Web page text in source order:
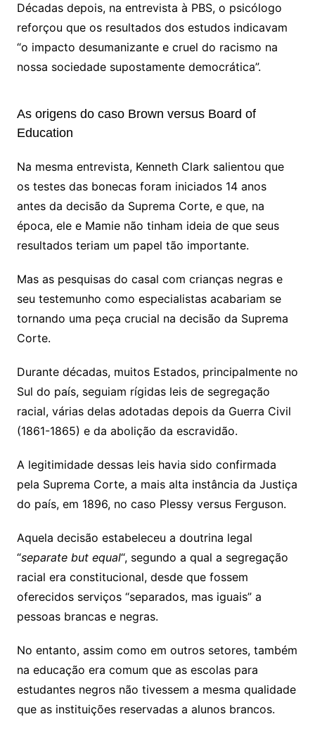
Décadas depois, na entrevista à PBS, o psicólogo
reforçou que os resultados dos estudos indicavam
“o impacto desumanizante e cruel do racismo na
nossa sociedade supostamente democrática”.
As origens do caso Brown versus Board of
Education
Na mesma entrevista, Kenneth Clark salientou que
os testes das bonecas foram iniciados 14 anos
antes da decisão da Suprema Corte, e que, na
época, ele e Mamie não tinham ideia de que seus
resultados teriam um papel tão importante.
Mas as pesquisas do casal com crianças negras e
seu testemunho como especialistas acabariam se
tornando uma peça crucial na decisão da Suprema
Corte.
Durante décadas, muitos Estados, principalmente no
Sul do país, seguiam rígidas leis de segregação
racial, várias delas adotadas depois da Guerra Civil
(1861-1865) e da abolição da escravidão.
A legitimidade dessas leis havia sido confirmada
pela Suprema Corte, a mais alta instância da Justiça
do país, em 1896, no caso Plessy versus Ferguson.
Aquela decisão estabeleceu a doutrina legal
“separate but equal“, segundo a qual a segregação
racial era constitucional, desde que fossem
oferecidos serviços “separados, mas iguais” a
pessoas brancas e negras.
No entanto, assim como em outros setores, também
na educação era comum que as escolas para
estudantes negros não tivessem a mesma qualidade
que as instituições reservadas a alunos brancos.